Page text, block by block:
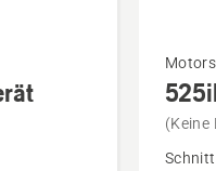
Mehr
Details
525iRXT
(Keine